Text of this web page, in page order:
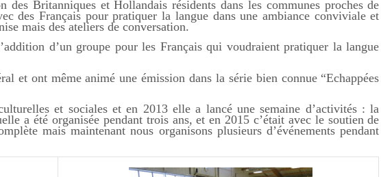
des Britanniques et Hollandais résidents dans les communes proches de
des Français pour pratiquer la langue dans une ambiance conviviale et
mais des ateliers de conversation.
d’un groupe pour les Français qui voudraient pratiquer la langue
et ont même animé une émission dans la série bien connue “Echappées
et sociales et en 2013 elle a lancé une semaine d’activités : la
a été organisée pendant trois ans, et en 2015 c’était avec le soutien de
mais maintenant nous organisons plusieurs d’événements pendant